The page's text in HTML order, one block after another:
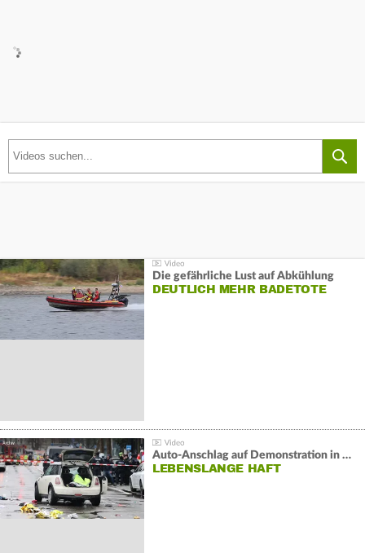
Die gefährliche Lust auf Abkühlung
DEUTLICH MEHR BADETOTE
Auto-Anschlag auf Demonstration in München:
LEBENSLANGE HAFT